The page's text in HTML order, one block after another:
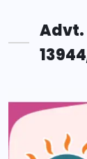
Advt.